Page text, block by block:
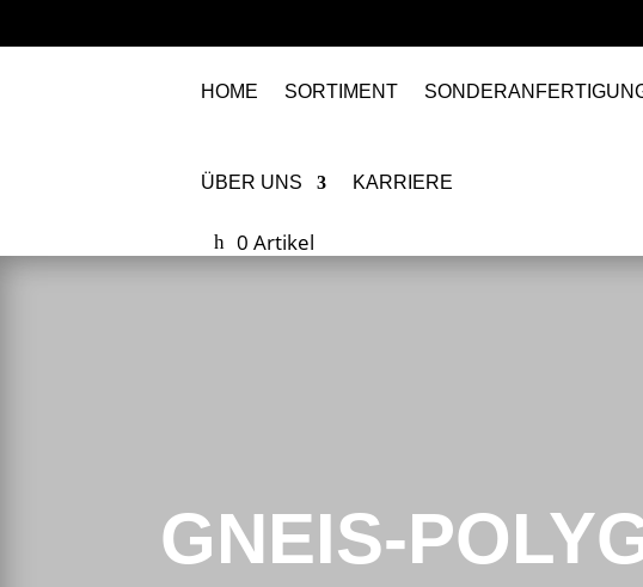
HOME SORTIMENT
ÜBER UNS KARRIERE
0 Artikel
GNEIS-